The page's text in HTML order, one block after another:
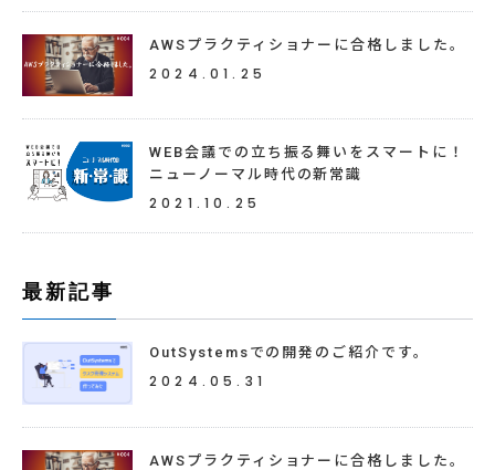
AWSプラクティショナーに合格しました。
2024.01.25
WEB会議での立ち振る舞いをスマートに！
ニューノーマル時代の新常識
2021.10.25
最新記事
OutSystemsでの開発のご紹介です。
2024.05.31
AWSプラクティショナーに合格しました。